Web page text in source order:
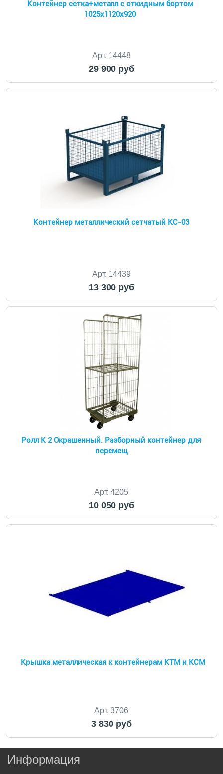
Контейнер сетка+металл с откидным бортом
1025х1120х920
Арт. 14448
29 900 руб
Контейнер металлический сетчатый КС-03
Арт. 14439
13 300 руб
Ролл К 2 Окрашенный. Разборный контейнер для
перемещ
Арт. 4205
10 050 руб
Крышка металлическая к контейнерам КТМ и КСМ
Арт. 3706
3 830 руб
Информация